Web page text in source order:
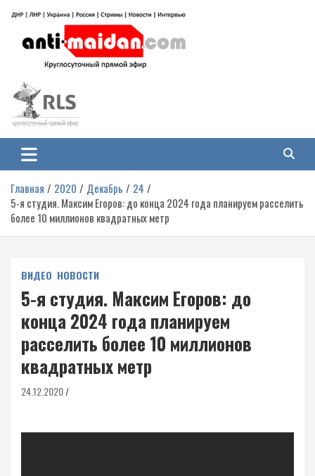
содержимому
Антимайдан: Гражданская война
на Украине
гражданской войне на Украине, включая события в Новороссии, ДНР,
ЛНР и других регионах.
Главная 2020 Декабрь
24
5-я студия. Максим Егоров: до конца 2024 года планируем расселить
более 10 миллионов квадратных метр
ВИДЕО НОВОСТИ
5-я студия. Максим Егоров: до
конца 2024 года планируем
расселить более 10 миллионов
квадратных метр
24.12.2020